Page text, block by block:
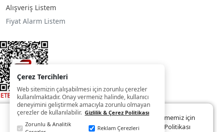
Web sitemizde size daha iyi ve kaliteli hizmet sunabilmemiz için
çerezler kullanılmaktadır. Detaylar:Gizlilik ve Çerez Politikası
Alışveriş Listem
Fiyat Alarm Listem
Çerez Tercihleri
Web sitemizin çalışabilmesi için zorunlu çerezler
kullanılmaktadır. Onay vermeniz halinde, kullanıcı
deneyimini geliştirmek amacıyla zorunlu olmayan
çerezler de kullanılabilir. Gizlilik & Çerez Politikası
Zorunlu & Analitik
Reklam Çerezleri